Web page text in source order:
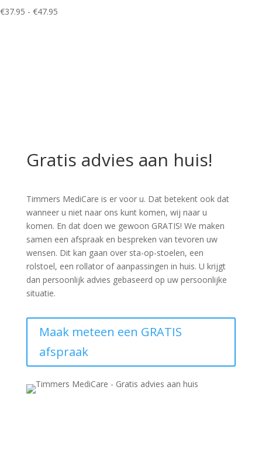
€37.95 - €47.95
Gratis advies aan huis!
Timmers MediCare is er voor u. Dat betekent ook dat
wanneer u niet naar ons kunt komen, wij naar u
komen. En dat doen we gewoon GRATIS! We maken
samen een afspraak en bespreken van tevoren uw
wensen. Dit kan gaan over sta-op-stoelen, een
rolstoel, een rollator of aanpassingen in huis. U krijgt
dan persoonlijk advies gebaseerd op uw persoonlijke
situatie.
Maak meteen een GRATIS
afspraak